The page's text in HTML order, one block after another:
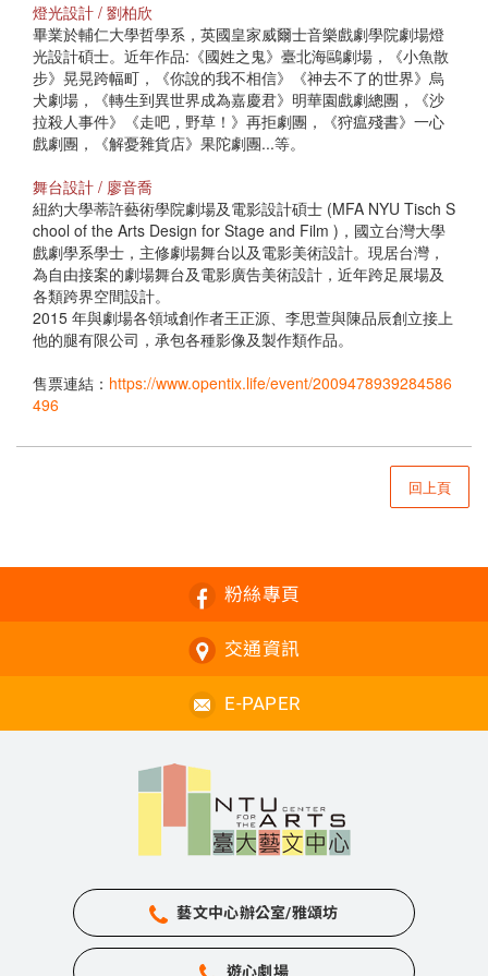
燈光設計 / 劉柏欣
畢業於輔仁大學哲學系，英國皇家威爾士音樂戲劇學院劇場燈
光設計碩士。近年作品:《國姓之鬼》臺北海鷗劇場，《小魚散
步》晃晃跨幅町，《你說的我不相信》《神去不了的世界》烏
犬劇場，《轉生到異世界成為嘉慶君》明華園戲劇總團，《沙
拉殺人事件》《走吧，野草！》再拒劇團，《狩瘟殘書》一心
戲劇團，《解憂雜貨店》果陀劇團...等。
舞台設計 / 廖音喬
紐約大學蒂許藝術學院劇場及電影設計碩士 (MFA NYU Tisch S
chool of the Arts Design for Stage and Film )，國立台灣大學
戲劇學系學士，主修劇場舞台以及電影美術設計。現居台灣，
為自由接案的劇場舞台及電影廣告美術設計，近年跨足展場及
各類跨界空間設計。
2015 年與劇場各領域創作者王正源、李思萱與陳品辰創立接上
他的腿有限公司，承包各種影像及製作類作品。
售票連結： https://www.opentix.life/event/2009478939284586
496
回上頁
粉絲專頁
交通資訊
E-PAPER
藝文中心辦公室/雅頌坊
遊心劇場